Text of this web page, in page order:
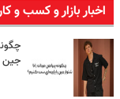
اخبار بازار و کسب و
جین